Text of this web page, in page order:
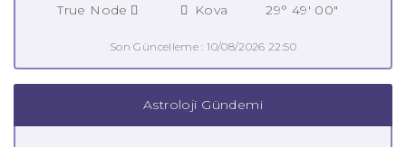
True Node
Kova 29° 49' 00"
Son Güncelleme : 10/08/2026 22:50
Astroloji Gündemi